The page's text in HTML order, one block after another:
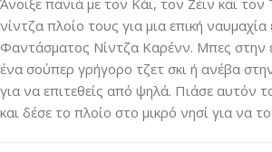
νίντζα πλοίο τους για μια επική
Φαντάσματος Νίντζα Καρένν. Μπες στην
ένα σούπερ γρήγορο τζετ σκι ή ανέβα
για να επιτεθείς από ψηλά. Πιάσε αυτόν
και δέσε το πλοίο στο μικρό νησί για να